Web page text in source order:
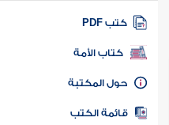
كتب PDF
كتاب الأمة
المكتبة